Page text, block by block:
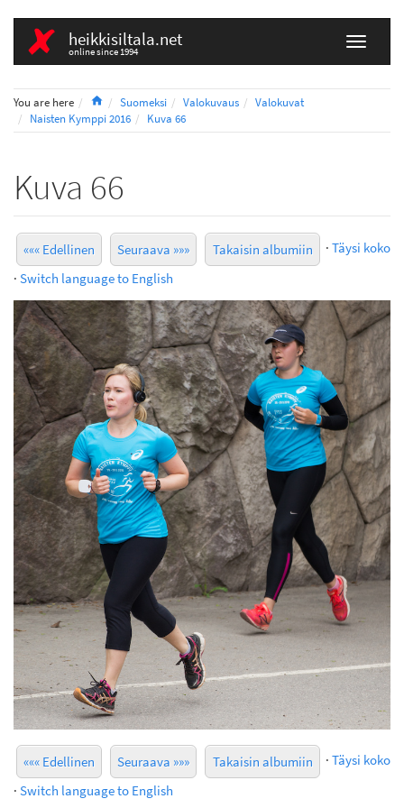
heikkisiltala.net
online since 1994
You are here HomeSuomeksi Valokuvaus
Valokuvat
Naisten Kymppi 2016
Kuva 66
Kuva 66
««« Edellinen Seuraava »»» Takaisin albumiin · Täysi koko
· Switch language to English
««« Edellinen Seuraava »»» Takaisin albumiin · Täysi koko
· Switch language to English